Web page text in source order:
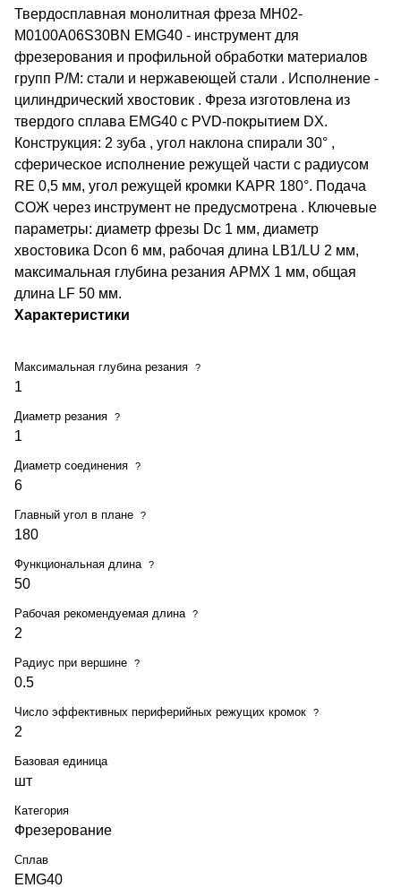
Твердосплавная монолитная фреза MH02-
M0100A06S30BN EMG40 - инструмент для
фрезерования и профильной обработки материалов
групп P/M: стали и нержавеющей стали . Исполнение -
цилиндрический хвостовик . Фреза изготовлена из
твердого сплава EMG40 с PVD-покрытием DX.
Конструкция: 2 зуба , угол наклона спирали 30° ,
сферическое исполнение режущей части с радиусом
RE 0,5 мм, угол режущей кромки KAPR 180°. Подача
СОЖ через инструмент не предусмотрена . Ключевые
параметры: диаметр фрезы Dc 1 мм, диаметр
хвостовика Dcon 6 мм, рабочая длина LB1/LU 2 мм,
максимальная глубина резания APMX 1 мм, общая
длина LF 50 мм.
Характеристики
Максимальная глубина резания ?
1
Диаметр резания ?
1
Диаметр соединения ?
6
Главный угол в плане ?
180
Функциональная длина ?
50
Рабочая рекомендуемая длина ?
2
Радиус при вершине ?
0.5
Число эффективных периферийных режущих кромок ?
2
Базовая единица
шт
Категория
Фрезерование
Сплав
EMG40